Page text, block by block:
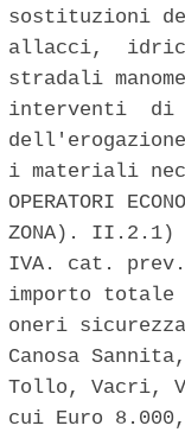
sostituzioni
allacci,
stradali
interventi
i materiali
OPERATORI
ZONA). II.2.1)
IVA. cat.
importo totale
oneri
Canosa
Tollo, Vacri,
cui Euro